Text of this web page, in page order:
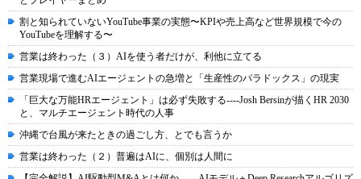
割と知られていないYouTube事業の実態〜KPIや売上高など世界規模で今の
YouTubeを理解する〜
営業は終わった（３）AIを使う者だけが、利他に立てる
営業現場で進むAIエージェントの急増と「生産性のパラドックス」の現実
「巨大な万能HRエージェント」は必ず失敗する----Josh Bersinが描くHR 2030
と、マルチエージェント時代の人事
沖縄で台風が来たときの過ごし方、とでも言うか
営業は終わった（２）普遍はAIに、個別は人間に